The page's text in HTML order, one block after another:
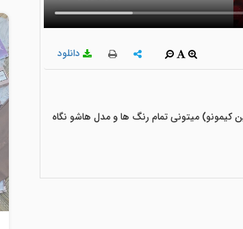
دانلود
( آستین کیمونو) میتونی تمام رنگ ها و مدل هاشو نگاه